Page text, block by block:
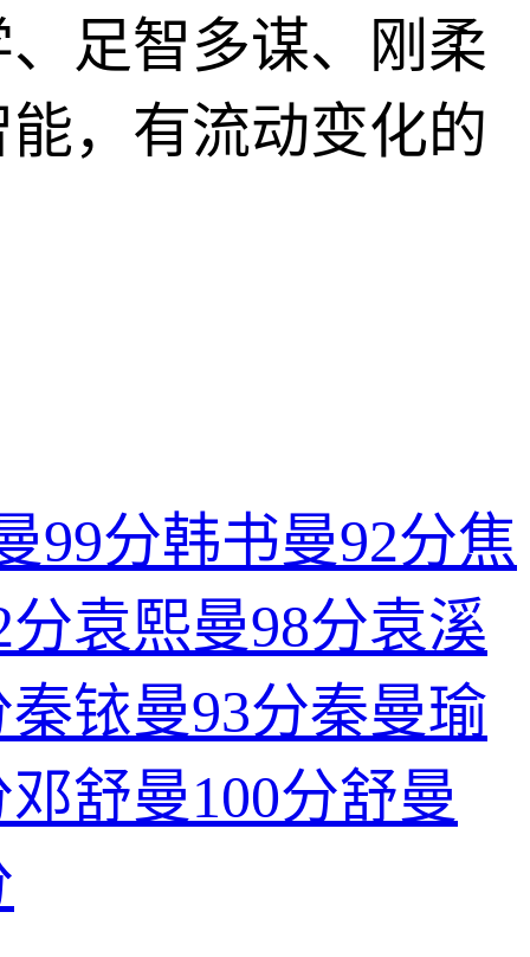
足智多谋、刚柔
，有流动变化的
99分韩书曼92分焦
分袁熙曼98分袁溪
秦铱曼93分秦曼瑜
邓舒曼100分舒曼